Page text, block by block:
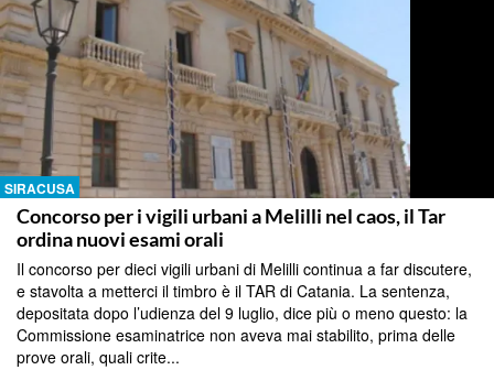
SIRACUSA
Concorso per i vigili urbani a Melilli nel caos, il Tar
ordina nuovi esami orali
Il concorso per dieci vigili urbani di Melilli continua a far discutere,
e stavolta a metterci il timbro è il TAR di Catania. La sentenza,
depositata dopo l’udienza del 9 luglio, dice più o meno questo: la
Commissione esaminatrice non aveva mai stabilito, prima delle
prove orali, quali crite...